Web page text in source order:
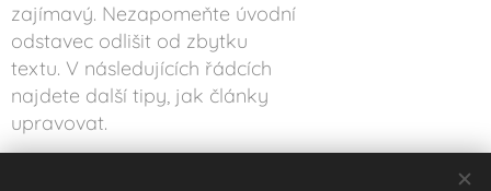
zajímavý. Nezapomeňte úvodní
odstavec odlišit od zbytku
textu. V následujících řádcích
najdete další tipy, jak články
upravovat.